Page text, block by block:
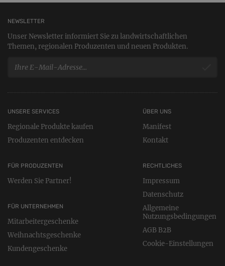
NEWSLETTER
Unser Newsletter informiert Sie zu landwirtschaftlichen
Themen, regionalen Produzenten und neuen Produkten.
UNSERE SERVICES
Regionale Produkte kaufen
Produzenten entdecken
FÜR PRODUZENTEN
Werden Sie Partner!
FÜR UNTERNEHMEN
Mitarbeitergeschenke
Weihnachtsgeschenke
Kundengeschenke
RECHTLICHES
Impressum
Datenschutz
Allgemeine
Nutzungsbedingungen
AGB B2B
Cookie-Einstellungen
ÜBER UNS
Manifest
Kontakt